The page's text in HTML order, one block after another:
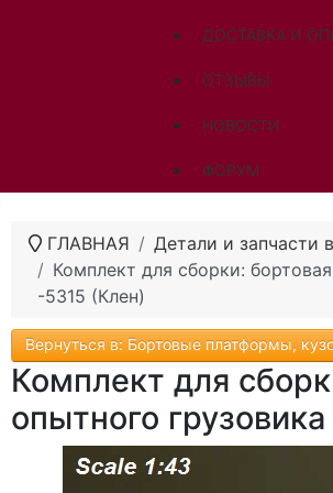
ДОСТАВКА И
ОТЗЫВЫ
НОВОСТИ
ФОРУМ
ГЛАВНАЯ Детали и запчасти
Комплект для сборки:
-5315 (Клен)
Вернуться в: Бортовые платформы,
Комплект для
опытного